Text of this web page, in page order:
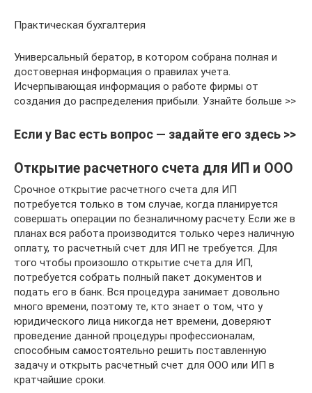
Практическая бухгалтерия
Универсальный бератор, в котором собрана полная и
достоверная информация о правилах учета.
Исчерпывающая информация о работе фирмы от
создания до распределения прибыли. Узнайте больше >>
Если у Вас есть вопрос — задайте его здесь >>
Открытие расчетного счета для ИП и ООО
Срочное открытие расчетного счета для ИП
потребуется только в том случае, когда планируется
совершать операции по безналичному расчету. Если же в
планах вся работа производится только через наличную
оплату, то расчетный счет для ИП не требуется. Для
того чтобы произошло открытие счета для ИП,
потребуется собрать полный пакет документов и
подать его в банк. Вся процедура занимает довольно
много времени, поэтому те, кто знает о том, что у
юридического лица никогда нет времени, доверяют
проведение данной процедуры профессионалам,
способным самостоятельно решить поставленную
задачу и открыть расчетный счет для ООО или ИП в
кратчайшие сроки.